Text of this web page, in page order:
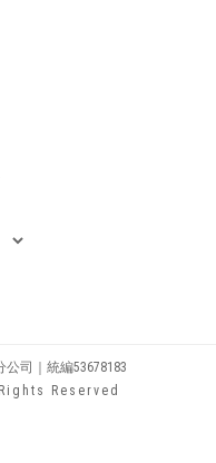
司｜統編53678183
Reserved